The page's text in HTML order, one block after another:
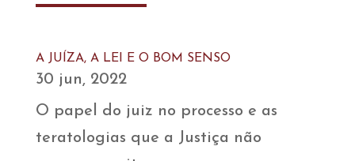
A JUÍZA, A LEI E O BOM SENSO
30 jun, 2022
O papel do juiz no processo e as
teratologias que a Justiça não